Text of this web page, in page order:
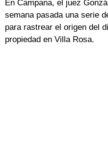
En Campana, el juez
semana pasada una serie
para rastrear el origen del
propiedad en Villa Rosa.